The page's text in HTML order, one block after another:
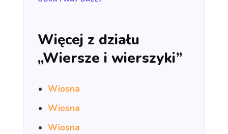
Więcej z działu
„Wiersze i wierszyki”
Wiosna
Wiosna
Wiosna